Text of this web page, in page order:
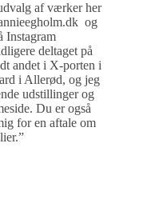
af værker her
og
Instagram
deltaget på
andet i X-porten i
i Allerød, og jeg
udstillinger og
Du er også
for en aftale om